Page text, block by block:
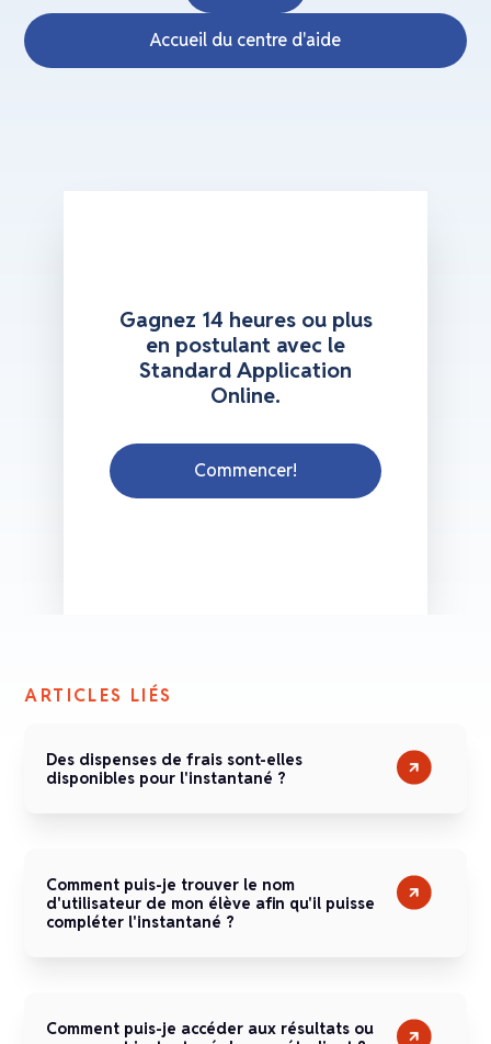
Accueil du centre d'aide
Gagnez 14 heures ou plus
en postulant avec le
Standard Application
Online.
Commencer!
ARTICLES LIÉS
Des dispenses de frais sont-elles
disponibles pour l'instantané ?
Comment puis-je trouver le nom
d'utilisateur de mon élève afin qu'il puisse
compléter l'instantané ?
Comment puis-je accéder aux résultats ou